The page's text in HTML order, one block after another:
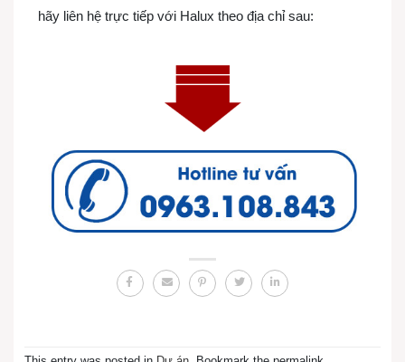
hãy liên hệ trực tiếp với Halux theo địa chỉ sau: